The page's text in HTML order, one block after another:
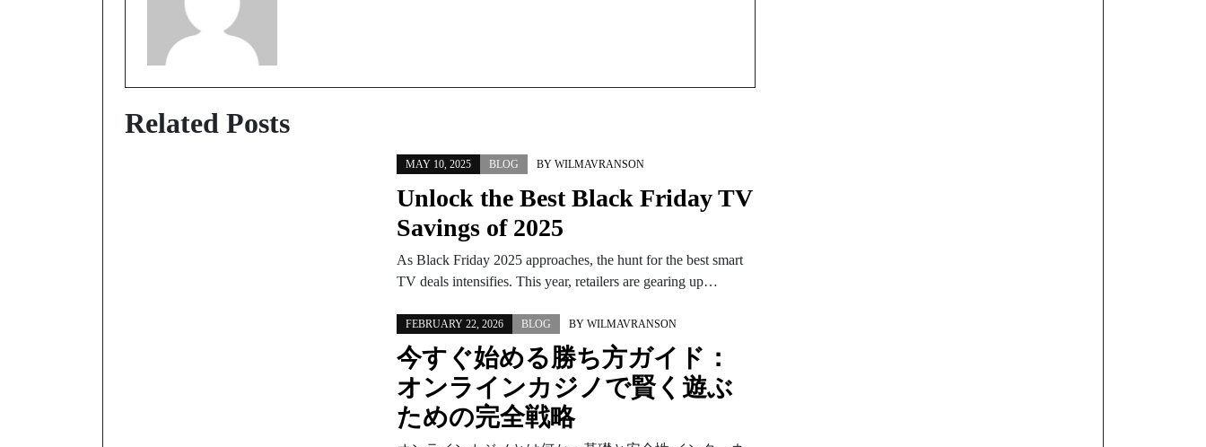
Related Posts
MAY 10, 2025 BLOG BY WILMAVRANSON
Unlock the Best Black Friday TV
Savings of 2025
As Black Friday 2025 approaches, the hunt for the best smart
TV deals intensifies. This year, retailers are gearing up…
FEBRUARY 22, 2026 BLOG BY WILMAVRANSON
今すぐ始める勝ち方ガイド：
オンラインカジノで賢く遊ぶ
ための完全戦略